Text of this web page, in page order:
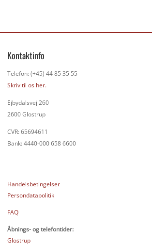
Kontaktinfo
Telefon: (+45) 44 85 35 55
Skriv til os her.
Ejbydalsvej 260
2600 Glostrup
CVR: 65694611
Bank: 4440-000 658 6600
Handelsbetingelser
Persondatapolitik
FAQ
Åbnings- og telefontider:
Glostrup